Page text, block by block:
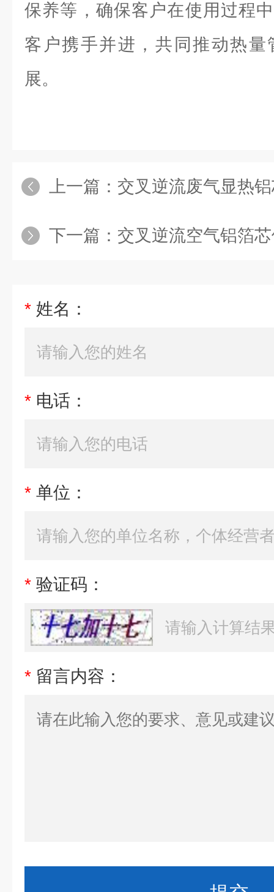
保养等，确保客户在使用过程
客户携手并进，共同推动热
展。
上一篇： 交叉逆流废气显热
下一篇： 交叉逆流空气铝箔
* 姓名：
* 电话：
* 单位：
* 验证码：
* 留言内容：